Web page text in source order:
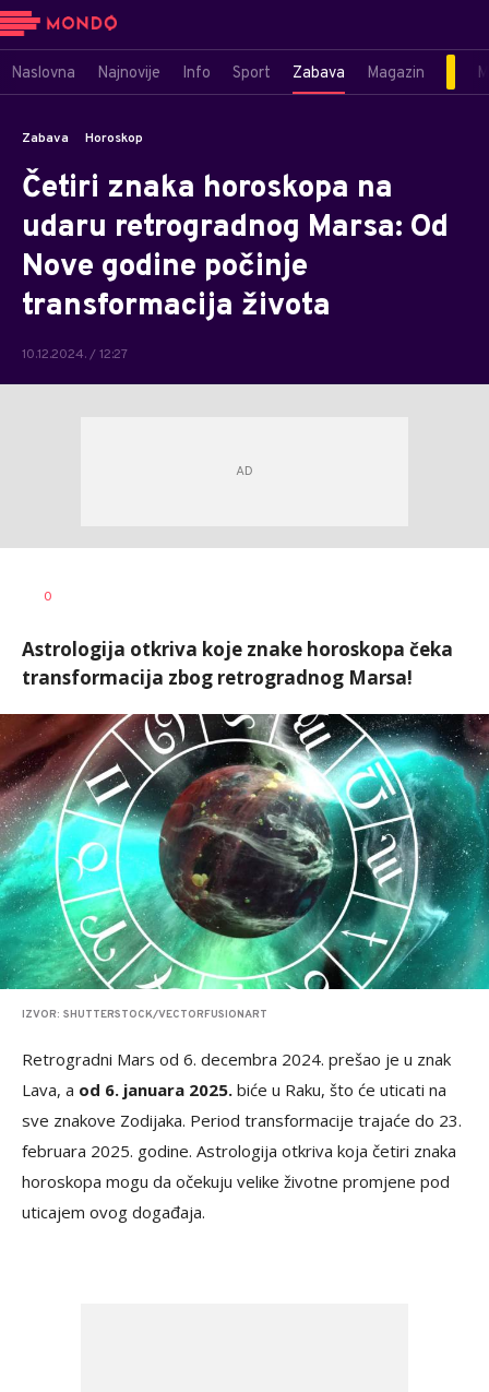
Naslovna Najnovije Info Sport Zabava Magazin
Zabava Horoskop
Četiri znaka horoskopa na
udaru retrogradnog Marsa: Od
Nove godine počinje
transformacija života
10.12.2024. / 12:27
AUTOR
0
Astrologija otkriva koje znake horoskopa čeka
transformacija zbog retrogradnog Marsa!
IZVOR: SHUTTERSTOCK/VECTORFUSIONART
Retrogradni Mars od 6. decembra 2024. prešao je u znak
Lava, a od 6. januara 2025. biće u Raku, što će uticati na
sve znakove Zodijaka. Period transformacije trajaće do 23.
februara 2025. godine. Astrologija otkriva koja četiri znaka
horoskopa mogu da očekuju velike životne promjene pod
uticajem ovog događaja.